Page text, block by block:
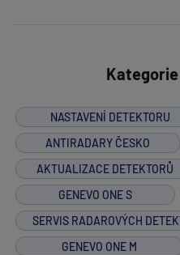
NASTAVENÍ DETEKTORU
ANTIRADARY ČESKO
AKTUALIZACE DETEKTORŮ
GENEVO ONE S
SERVIS RADAROVÝCH
GENEVO ONE M